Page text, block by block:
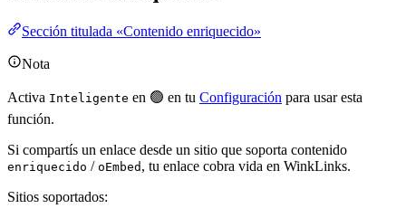
Sección titulada «Contenido enriquecido»
Nota
Activa Inteligente en 🟢 en tu Configuración para usar esta
función.
Si compartís un enlace desde un sitio que soporta contenido
enriquecido / oEmbed , tu enlace cobra vida en WinkLinks.
Sitios soportados: